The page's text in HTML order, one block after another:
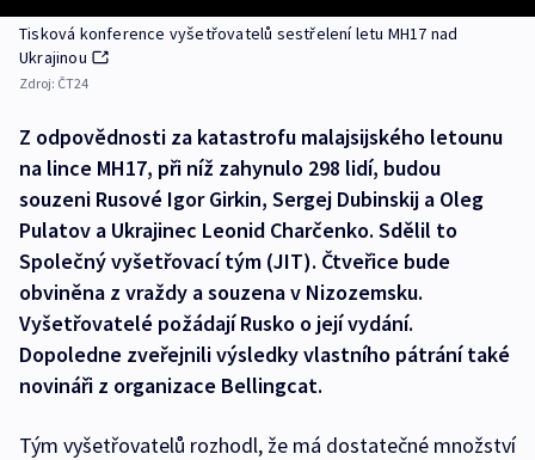
Tisková konference vyšetřovatelů sestřelení letu MH17 nad
Ukrajinou
Zdroj: ČT24
Z odpovědnosti za katastrofu malajsijského letounu
na lince MH17, při níž zahynulo 298 lidí, budou
souzeni Rusové Igor Girkin, Sergej Dubinskij a Oleg
Pulatov a Ukrajinec Leonid Charčenko. Sdělil to
Společný vyšetřovací tým (JIT). Čtveřice bude
obviněna z vraždy a souzena v Nizozemsku.
Vyšetřovatelé požádají Rusko o její vydání.
Dopoledne zveřejnili výsledky vlastního pátrání také
novináři z organizace Bellingcat.
Tým vyšetřovatelů rozhodl, že má dostatečné množství